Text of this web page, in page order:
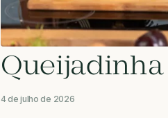
Queijadinha
4 de julho de 2026